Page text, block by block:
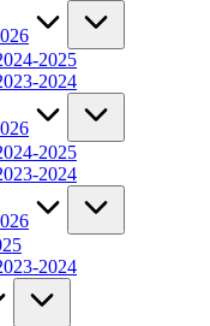
2025
2024
2025
2024
2024